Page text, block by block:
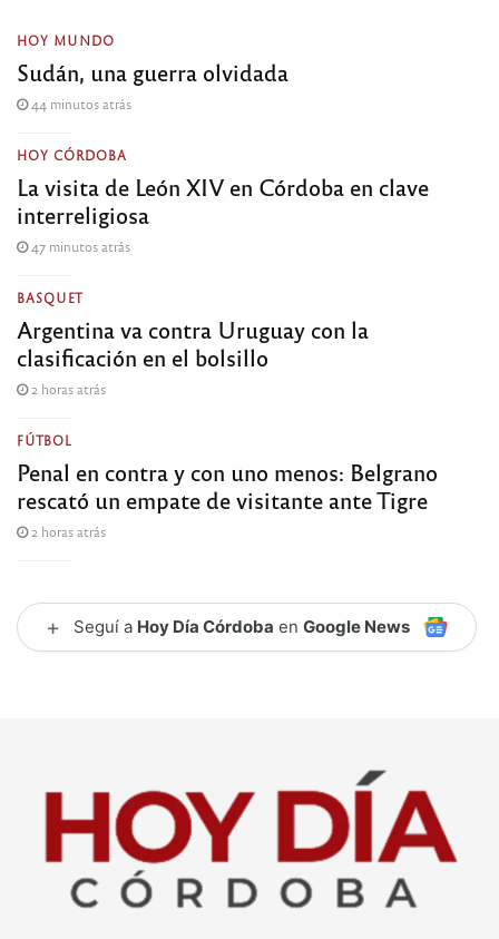
HOY MUNDO
Sudán, una guerra olvidada
44 minutos atrás
HOY CÓRDOBA
La visita de León XIV en Córdoba en clave
interreligiosa
47 minutos atrás
BASQUET
Argentina va contra Uruguay con la
clasificación en el bolsillo
2 horas atrás
FÚTBOL
Penal en contra y con uno menos: Belgrano
rescató un empate de visitante ante Tigre
2 horas atrás
+ Seguí a Hoy Día Córdoba en Google News